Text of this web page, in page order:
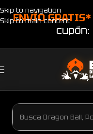
Skip to navigation
Skip to main content
ENVÍO GRATIS*
cupón: